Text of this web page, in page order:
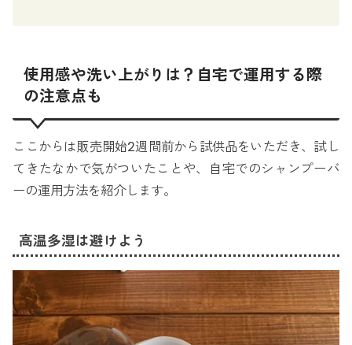
使用感や洗い上がりは？自宅で運用する際
の注意点も
ここからは販売開始2週間前から試供品をいただき、試し
てきたなかで気がついたことや、自宅でのシャンプーバ
ーの運用方法を紹介します。
高温多湿は避けよう